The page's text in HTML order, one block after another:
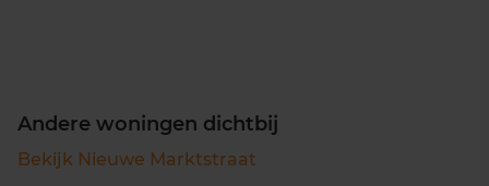
Andere woningen dichtbij
Bekijk Nieuwe Marktstraat